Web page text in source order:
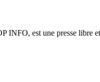
est une presse libre